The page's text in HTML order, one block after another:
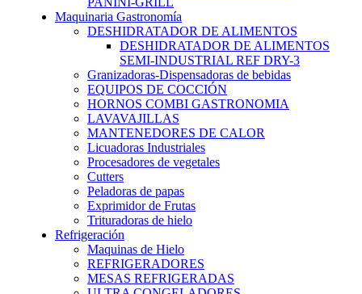
Maquinaria Gastronomía
DESHIDRATADOR DE ALIMENTOS
DESHIDRATADOR DE ALIMENTOS
SEMI-INDUSTRIAL REF DRY-3
Granizadoras-Dispensadoras de bebidas
EQUIPOS DE COCCIÓN
HORNOS COMBI GASTRONOMIA
LAVAVAJILLAS
MANTENEDORES DE CALOR
Licuadoras Industriales
Procesadores de vegetales
Cutters
Peladoras de papas
Exprimidor de Frutas
Trituradoras de hielo
Refrigeración
Maquinas de Hielo
REFRIGERADORES
MESAS REFRIGERADAS